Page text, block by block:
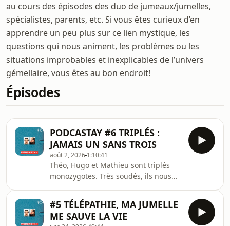
au cours des épisodes des duo de jumeaux/jumelles,
spécialistes, parents, etc. Si vous êtes curieux d’en
apprendre un peu plus sur ce lien mystique, les
questions qui nous animent, les problèmes ou les
situations improbables et inexplicables de l’univers
gémellaire, vous êtes au bon endroit!
Épisodes
PODCASTAY #6 TRIPLÉS :
JAMAIS UN SANS TROIS
août 2, 2026 1:10:41
Théo, Hugo et Mathieu sont triplés
monozygotes. Très soudés, ils nous
cette fratrie de chiffre impair, ils ont
grandit avec un profond sens de
l’égalité, entre eux d’abord, mais aussi
#5 TÉLÉPATHIE, MA JUMELLE
ME SAUVE LA VIE